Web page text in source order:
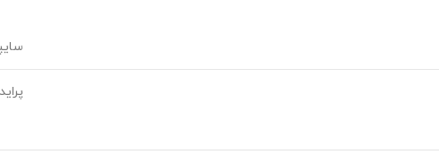
پراید